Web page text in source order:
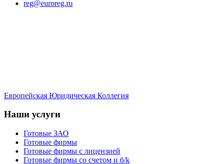
reg@euroreg.ru
Европейская Юридическая Коллегия
Наши услуги
Готовые ЗАО
Готовые фирмы
Готовые фирмы с лицензией
Готовые фирмы со счетом и б/k